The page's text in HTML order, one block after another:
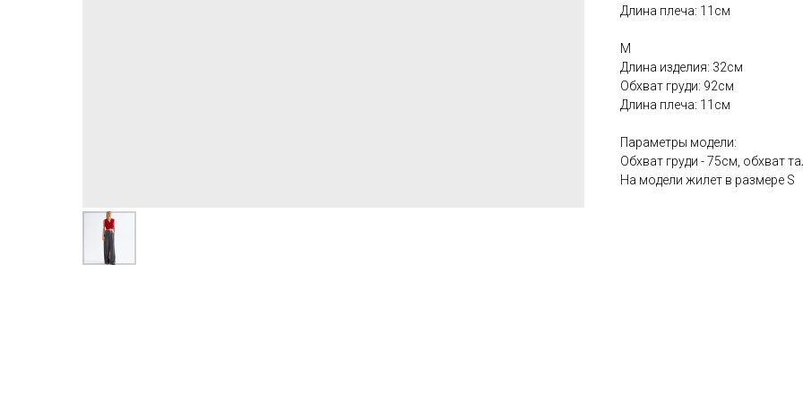
Длина плеча: 11см
М
Длина изделия: 32см
Обхват груди: 92см
Длина плеча: 11см
Параметры модели:
Обхват груди - 75см, обхват
На модели жилет в размере S